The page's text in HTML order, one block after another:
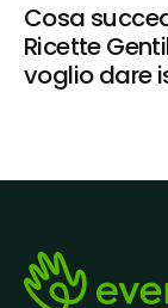
Cosa
Ricette
voglio dare